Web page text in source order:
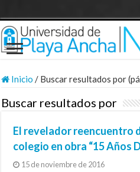
Inicio / Buscar resultados por
Buscar resultados por
El revelador reencuentro
colegio en obra “15 Años
15 de noviembre de 2016